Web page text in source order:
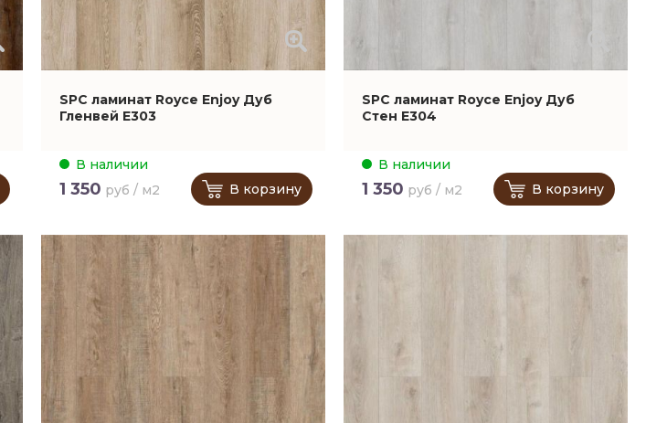
SPC ламинат Royce Enjoy Дуб
Гленвей Е303
В наличии
1 350 руб / м2 В корзину
SPC ламинат Royce Enjoy Дуб
Стен Е304
В наличии
1 350 руб / м2 В корзину